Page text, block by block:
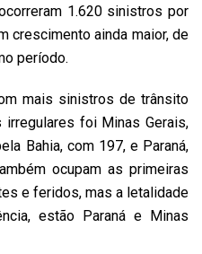
1.620 sinistros por
crescimento ainda maior, de
período.
mais sinistros de trânsito
foi Minas Gerais,
Bahia, com 197, e Paraná,
ocupam as primeiras
e feridos, mas a letalidade
estão Paraná e Minas